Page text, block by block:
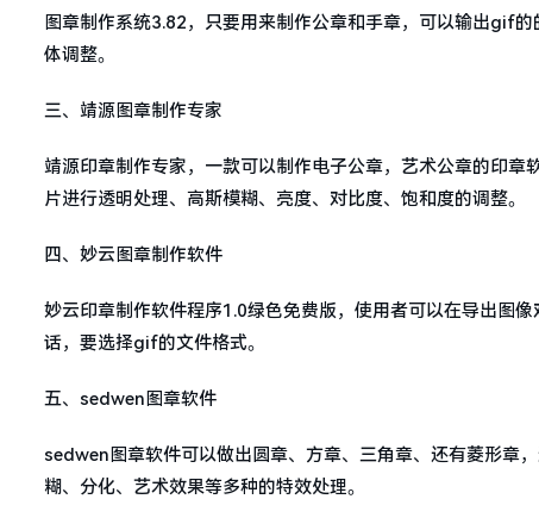
图章制作系统3.82，只要用来制作公章和手章，可以输出gif
体调整。
三、靖源图章制作专家
靖源印章制作专家，一款可以制作电子公章，艺术公章的印
片进行透明处理、高斯模糊、亮度、对比度、饱和度的调整。
四、妙云图章制作软件
妙云印章制作软件程序1.0绿色免费版，使用者可以在导出图
话，要选择gif的文件格式。
五、sedwen图章软件
sedwen图章软件可以做出圆章、方章、三角章、还有菱形章
糊、分化、艺术效果等多种的特效处理。